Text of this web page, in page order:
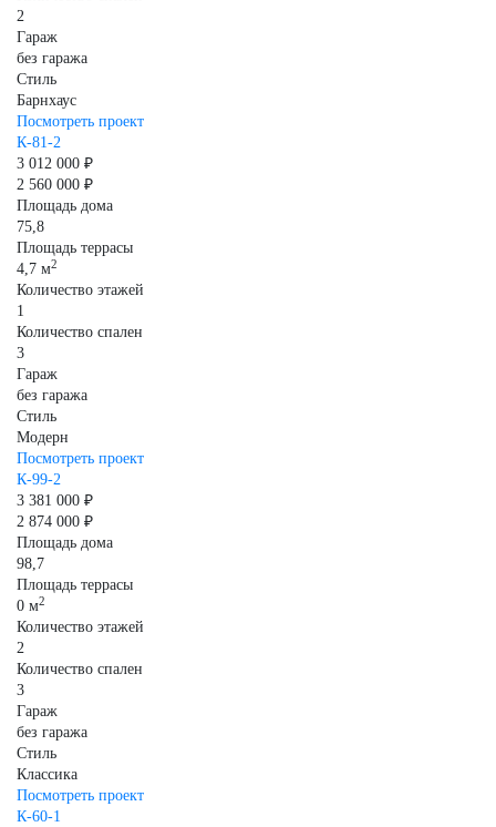
2
Гараж
без гаража
Стиль
Барнхаус
Посмотреть проект
К-81-2
3 012 000 ₽
2 560 000 ₽
Площадь дома
75,8
Площадь террасы
4,7 м2
Количество этажей
1
Количество спален
3
Гараж
без гаража
Стиль
Модерн
Посмотреть проект
К-99-2
3 381 000 ₽
2 874 000 ₽
Площадь дома
98,7
Площадь террасы
0 м2
Количество этажей
2
Количество спален
3
Гараж
без гаража
Стиль
Классика
Посмотреть проект
К-60-1